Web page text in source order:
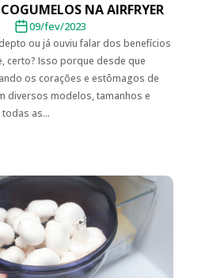
NA AIRFRYER
09/fev/2023
ou já ouviu falar dos benefícios
certo? Isso porque desde que
os corações e estômagos de
diversos modelos, tamanhos e
as...